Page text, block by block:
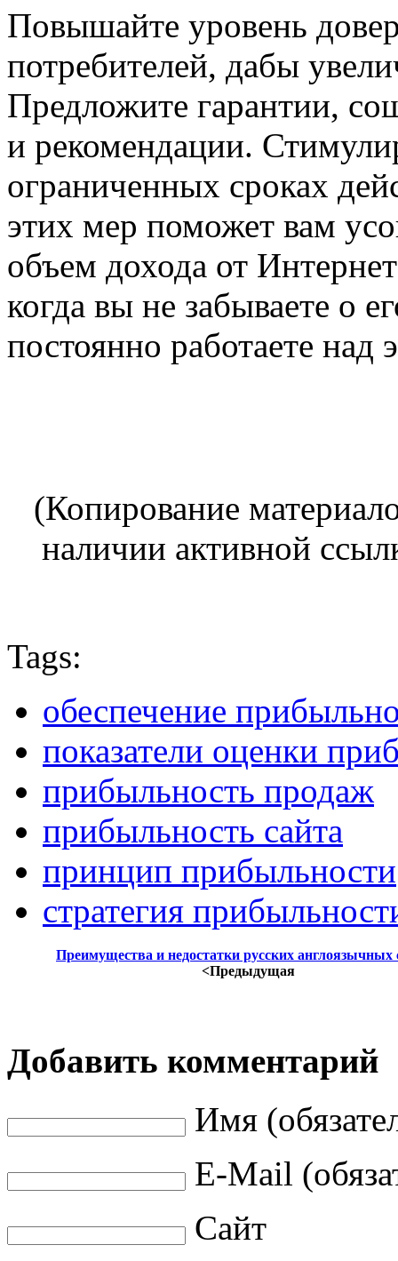
Повышайте уровень
потребителей, дабы
Предложите гарантии,
и рекомендации.
ограниченных сроках
этих мер поможет вам
объем дохода от
когда вы не забываете о
постоянно работаете над
(Копирование
наличии активной
Tags:
обеспечение
показатели оценки
прибыльность продаж
прибыльность сайта
принцип прибыльности
стратегия
Преимущества и недостатки русских англоязычных
<Предыдущая
Добавить комментарий
Имя
E-Mail
Сайт